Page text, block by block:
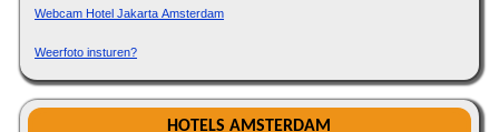
Webcam Hotel Jakarta Amsterdam
Weerfoto insturen?
HOTELS AMSTERDAM